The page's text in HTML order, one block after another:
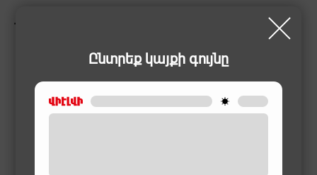
Ընտրեք կայքի գույնը
ՆՄԱՆԱՏԻՊ ԱՊՐԱՆՔՆԵՐ